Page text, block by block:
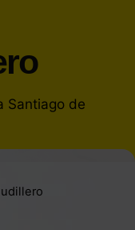
Santiago de